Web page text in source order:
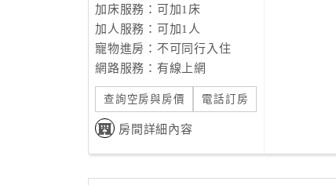
加床服務：可加1床
加人服務：可加1人
寵物進房：不可同行入住
網路服務：有線上網
查詢空房與房價 電話訂房
房間詳細內容